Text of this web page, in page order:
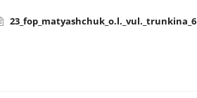
23_fop_matyashchuk_o.l._vul._trunkina_6